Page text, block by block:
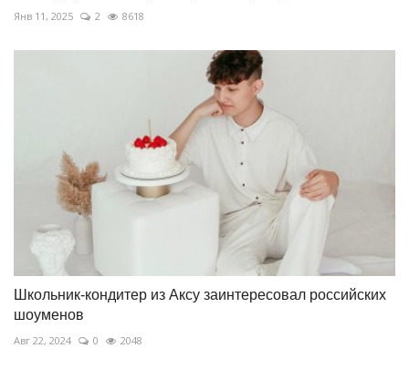
Янв 11, 2025 2 8618
Школьник-кондитер из Аксу заинтересовал российских
шоуменов
Авг 22, 2024 0 2048